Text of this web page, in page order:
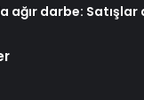
ağır darbe: Satışlar